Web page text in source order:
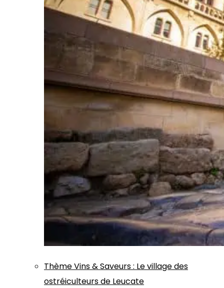
ThèmeVins & Saveurs: Le village des
ostréiculteurs de Leucate